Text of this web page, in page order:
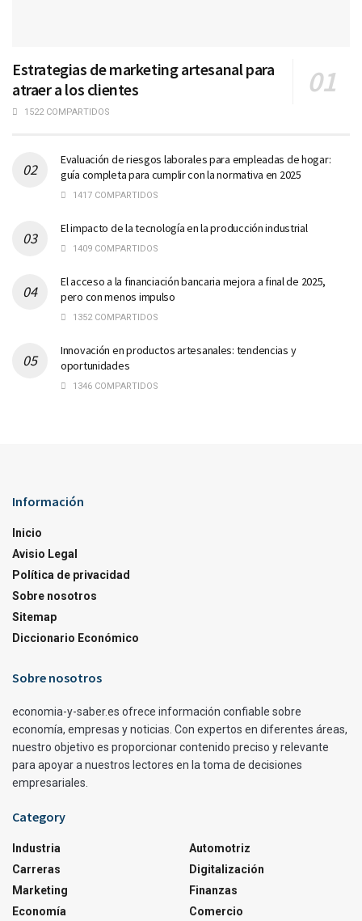
Estrategias de marketing artesanal para
atraer a los clientes
1522 COMPARTIDOS
Evaluación de riesgos laborales para empleadas de hogar:
guía completa para cumplir con la normativa en 2025
1417 COMPARTIDOS
El impacto de la tecnología en la producción industrial
1409 COMPARTIDOS
El acceso a la financiación bancaria mejora a final de 2025,
pero con menos impulso
1352 COMPARTIDOS
Innovación en productos artesanales: tendencias y
oportunidades
1346 COMPARTIDOS
Información
Inicio
Avisio Legal
Política de privacidad
Sobre nosotros
Sitemap
Diccionario Económico
Sobre nosotros
economia-y-saber.es ofrece información confiable sobre
economía, empresas y noticias. Con expertos en diferentes áreas,
nuestro objetivo es proporcionar contenido preciso y relevante
para apoyar a nuestros lectores en la toma de decisiones
empresariales.
Category
Industria
Carreras
Marketing
Economía
Automotriz
Digitalización
Finanzas
Comercio